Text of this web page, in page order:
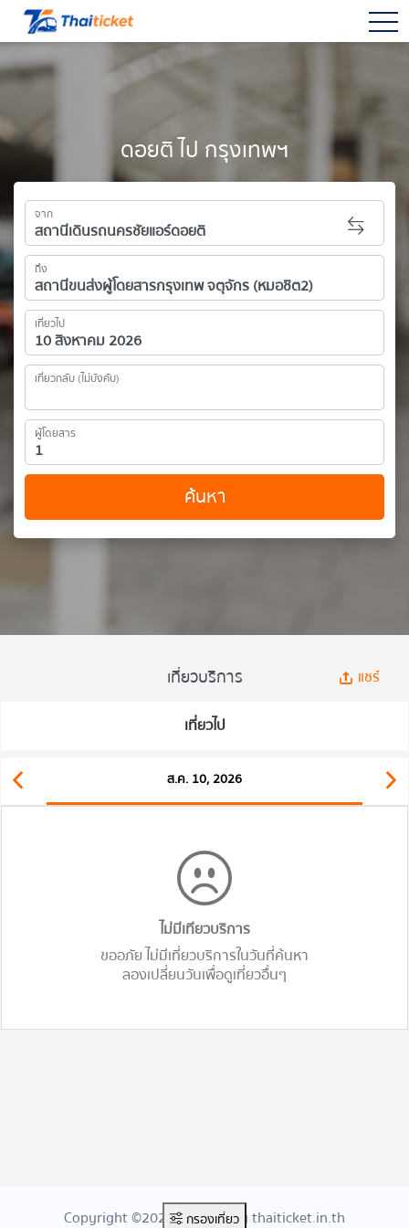
ดอยติ ไป กรุงเทพฯ
จาก
ถึง
เที่ยวไป
เที่ยวกลับ (ไม่บังคับ)
ผู้โดยสาร
ค้นหา
เที่ยวบริการ แชร์
เที่ยวไป
ส.ค. 10, 2026
ไม่มีเทียวบริการ
ขออภัย ไม่มีเที่ยวบริการในวันที่ค้นหา
ลองเปลี่ยนวันเพื่อดูเที่ยวอื่นๆ
กรองเที่ยว
Copyright ©2026 Created By thaiticket.in.th